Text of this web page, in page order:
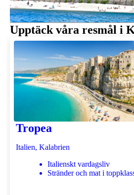
Upptäck våra resmål i
Tropea
Italien, Kalabrien
Italienskt vardagsliv
Stränder och mat i